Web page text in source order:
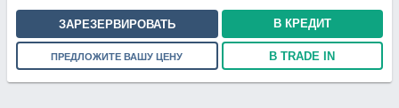
ЗАРЕЗЕРВИРОВАТЬ В КРЕДИТ
ПРЕДЛОЖИТЕ ВАШУ ЦЕНУ В TRADE IN